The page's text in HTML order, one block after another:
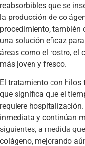
reabsorbibles que se
la producción de
procedimiento, también
una solución eficaz
áreas como el rostro, el
más joven y fresco.
El tratamiento con hilos
que significa que el
requiere
inmediata y continúan
siguientes, a medida
colágeno, mejorando